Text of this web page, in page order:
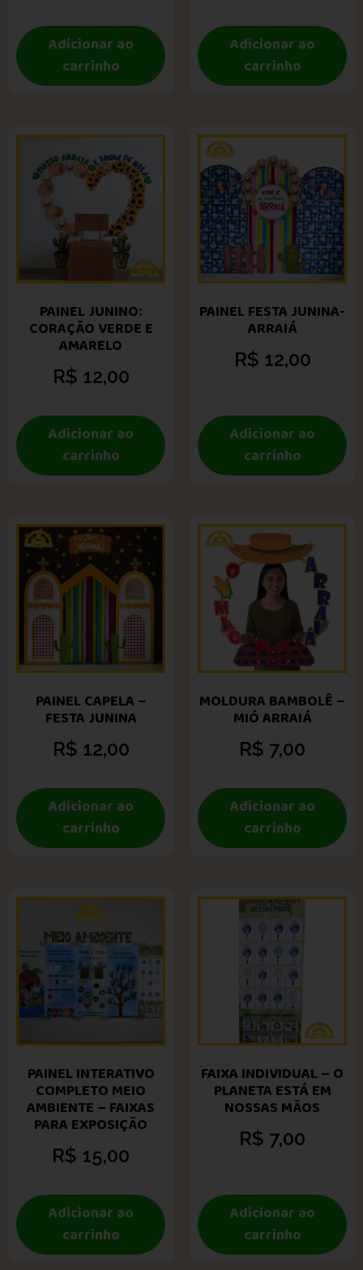
Adicionar ao
carrinho
Adicionar ao
carrinho
PAINEL JUNINO:
CORAÇÃO VERDE E
AMARELO
R$ 12,00
Adicionar ao
carrinho
PAINEL FESTA JUNINA-
ARRAIÁ
R$ 12,00
Adicionar ao
carrinho
PAINEL CAPELA –
FESTA JUNINA
R$ 12,00
Adicionar ao
carrinho
MOLDURA BAMBOLÊ –
MIÓ ARRAIÁ
R$ 7,00
Adicionar ao
carrinho
PAINEL INTERATIVO
COMPLETO MEIO
AMBIENTE – FAIXAS
PARA EXPOSIÇÃO
R$ 15,00
Adicionar ao
carrinho
FAIXA INDIVIDUAL – O
PLANETA ESTÁ EM
NOSSAS MÃOS
R$ 7,00
Adicionar ao
carrinho